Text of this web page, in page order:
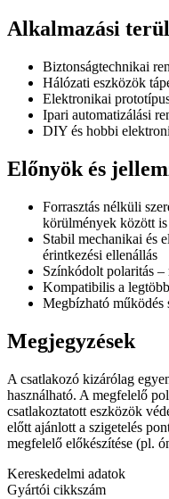
Alkalmazási
Biztonságtechnikai
Hálózati eszközök
Elektronikai
Ipari automatizálási
DIY és hobbi
Előnyök és
Forrasztás nélküli
körülmények között is
Stabil mechanikai és
érintkezési ellenállás
Színkódolt polaritás –
Kompatibilis a
Megbízható működés
Megjegyzések
A csatlakozó kizárólag
használható. A megfelelő
csatlakoztatott eszközök
előtt ajánlott a szigetelés
megfelelő előkészítése (pl.
Kereskedelmi adatok
Gyártói cikkszám